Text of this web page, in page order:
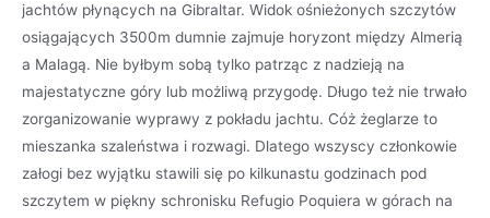
jachtów płynących na Gibraltar. Widok ośnieżonych szczytów
osiągających 3500m dumnie zajmuje horyzont między Almerią
a Malagą. Nie byłbym sobą tylko patrząc z nadzieją na
majestatyczne góry lub możliwą przygodę. Długo też nie trwało
zorganizowanie wyprawy z pokładu jachtu. Cóż żeglarze to
mieszanka szaleństwa i rozwagi. Dlatego wszyscy członkowie
załogi bez wyjątku stawili się po kilkunastu godzinach pod
szczytem w piękny schronisku Refugio Poquiera w górach na